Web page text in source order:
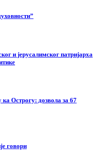
и јерусалимског патријарха
Острогу: дозвола за 67
говори